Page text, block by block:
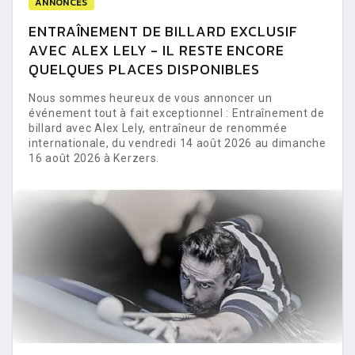
ENTRAÎNEMENT DE BILLARD EXCLUSIF
AVEC ALEX LELY - IL RESTE ENCORE
QUELQUES PLACES DISPONIBLES
Nous sommes heureux de vous annoncer un
événement tout à fait exceptionnel : Entraînement de
billard avec Alex Lely, entraîneur de renommée
internationale, du vendredi 14 août 2026 au dimanche
16 août 2026 à Kerzers.